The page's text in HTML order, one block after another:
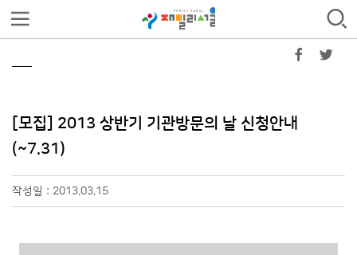
[모집] 2013 상반기 기관방문의 날 신청안내
(~7.31)
작성일 : 2013.03.15